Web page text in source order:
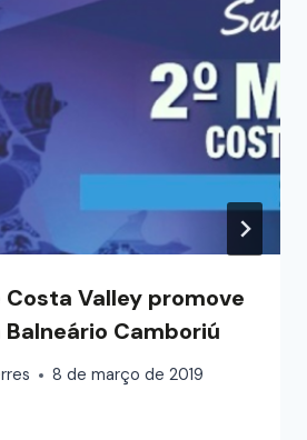
Valley promove
Camboriú
8 de março de 2019